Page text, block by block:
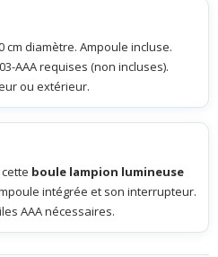
diamètre. Ampoule incluse.
AAA requises (non incluses).
ou extérieur.
boule lampion lumineuse
intégrée et son interrupteur.
AAA nécessaires.